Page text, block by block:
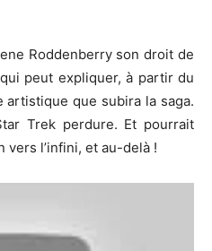
Roddenberry son droit de
peut expliquer, à partir du
que subira la saga.
Trek perdure. Et pourrait
l’infini, et au-delà !